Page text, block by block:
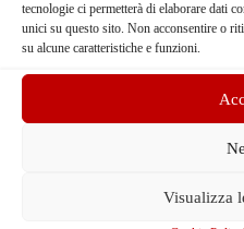
tecnologie ci permetterà di elaborare dati
unici su questo sito. Non acconsentire o
su alcune caratteristiche e funzioni.
Visualizza